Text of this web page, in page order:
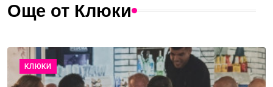
Още от Клюки
КЛЮКИ